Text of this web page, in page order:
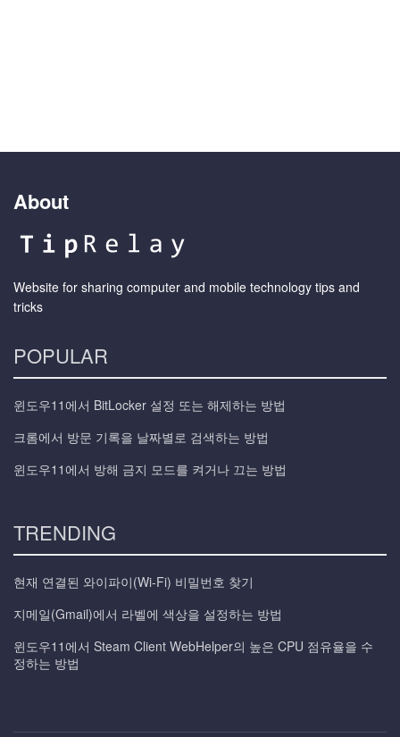
About
Website for sharing computer and mobile technology tips and
tricks
POPULAR
윈도우11에서 BitLocker 설정 또는 해제하는 방법
크롬에서 방문 기록을 날짜별로 검색하는 방법
윈도우11에서 방해 금지 모드를 켜거나 끄는 방법
TRENDING
현재 연결된 와이파이(Wi-Fi) 비밀번호 찾기
지메일(Gmail)에서 라벨에 색상을 설정하는 방법
윈도우11에서 Steam Client WebHelper의 높은 CPU 점유율을 수
정하는 방법